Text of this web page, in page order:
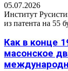
05.07.2026
Институт
из патента на 55
Как в конце
масонское